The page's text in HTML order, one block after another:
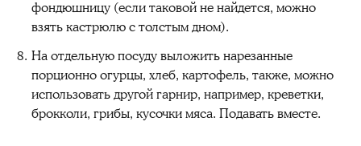
фондюшницу (если таковой не найдется, можно
взять кастрюлю с толстым дном).
На отдельную посуду выложить нарезанные
порционно огурцы, хлеб, картофель, также, можно
использовать другой гарнир, например, креветки,
брокколи, грибы, кусочки мяса. Подавать вместе.